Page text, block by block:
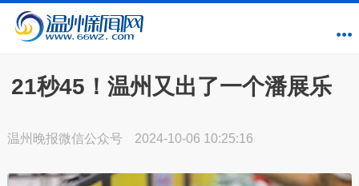
21秒45！温州又出了一个潘展乐
温州晚报微信公众号 2024-10-06 10:25:16